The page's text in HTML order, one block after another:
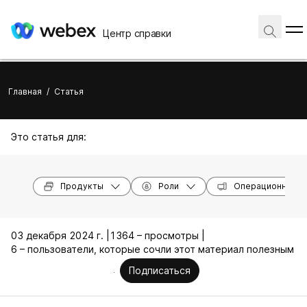
Центр справки
Главная / Статья
Это статья для:
Продукты Роли Операционные
03 декабря 2024 г. |
1364 – просмотры |
6 – пользователи, которые сочли этот материал полезным
Подписаться